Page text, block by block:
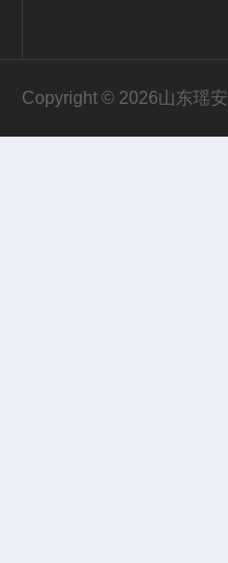
Copyright © 2026山东瑶